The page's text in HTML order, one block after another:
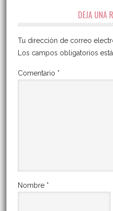
DEJA UNA
Tu dirección de correo
Los campos obligatorios
Comentario *
Nombre *